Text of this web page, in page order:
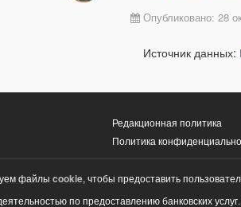
Опубликовано: 28
Источник данных:
Редакционная политика
Политика
файлы cookie, чтобы предоставить
по предоставлению банковских